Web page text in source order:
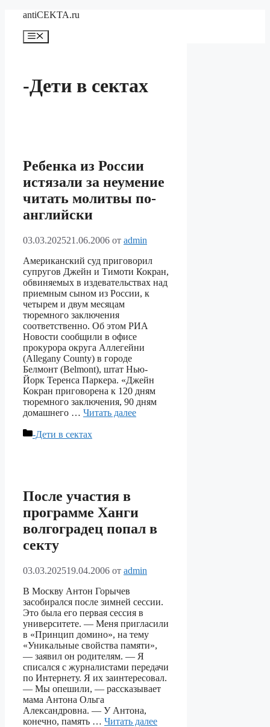
Перейти
содержимому
antiCEKTA.ru
Меню
-Дети в сектах
Ребенка из России
истязали за неумение
читать молитвы по-
английски
03.03.202521.06.2006 от admin
Американский суд приговорил
супругов Джейн и Тимоти Кокран,
обвиняемых в издевательствах над
приемным сыном из России, к
четырем и двум месяцам
тюремного заключения
соответственно. Об этом РИА
Новости сообщили в офисе
прокурора округа Аллегейни
(Allegany County) в городе
Белмонт (Belmont), штат Нью-
Йорк Теренса Паркера. «Джейн
Кокран приговорена к 120 дням
тюремного заключения, 90 дням
домашнего … Читать далее
Рубрики
-Дети в сектах
После участия в
программе Ханги
волгоградец попал в
секту
03.03.202519.04.2006 от admin
В Москву Антон Горычев
засобирался после зимней сессии.
Это была его первая сессия в
университете. — Меня пригласили
в «Принцип домино», на тему
«Уникальные свойства памяти»,
— заявил он родителям. — Я
списался с журналистами передачи
по Интернету. Я их заинтересовал.
— Мы опешили, — рассказывает
мама Антона Ольга
Александровна. — У Антона,
конечно, память … Читать далее